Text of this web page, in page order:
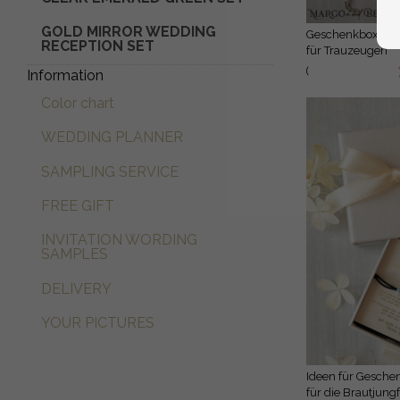
GOLD MIRROR WEDDING
RECEPTION SET
Information
Color chart
WEDDING PLANNER
SAMPLING SERVICE
FREE GIFT
INVITATION WORDING
SAMPLES
DELIVERY
YOUR PICTURES
Geschenkbox
für Trauzeugen
und
(
Ideen für Geschenke
für die